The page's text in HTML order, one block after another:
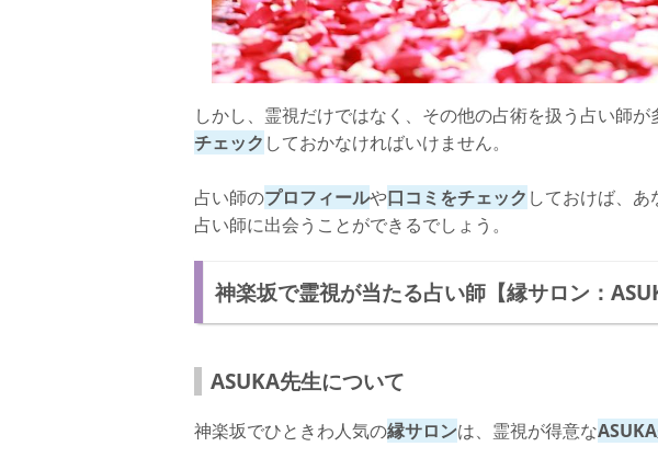
しかし、霊視だけではなく、その他の占術を扱う占い師が
チェック しておかなければいけません。
占い師のプロフィールや口コミをチェック しておけば、
占い師に出会うことができるでしょう。
神楽坂で霊視が当たる占い師【縁サロン：
ASUKA先生について
神楽坂でひときわ人気の縁サロンは、霊視が得意な